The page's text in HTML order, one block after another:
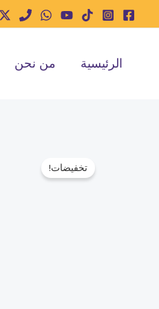
تخطي
إلى
الرئيسية من نحن
تخفيضات!